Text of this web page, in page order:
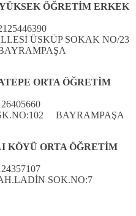
ÖĞRETİM ERKEK
ÜSKÜP SOKAK NO/23
ORTA ÖĞRETİM
BAYRAMPAŞA
KÖYÜ ORTA ÖĞRETİM
SOK.NO:7